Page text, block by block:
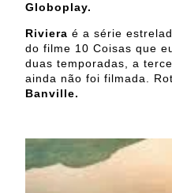
Globoplay.
Riviera é a série
do filme 10 Coisas que
duas temporadas, a
ainda não foi filmada.
Banville.